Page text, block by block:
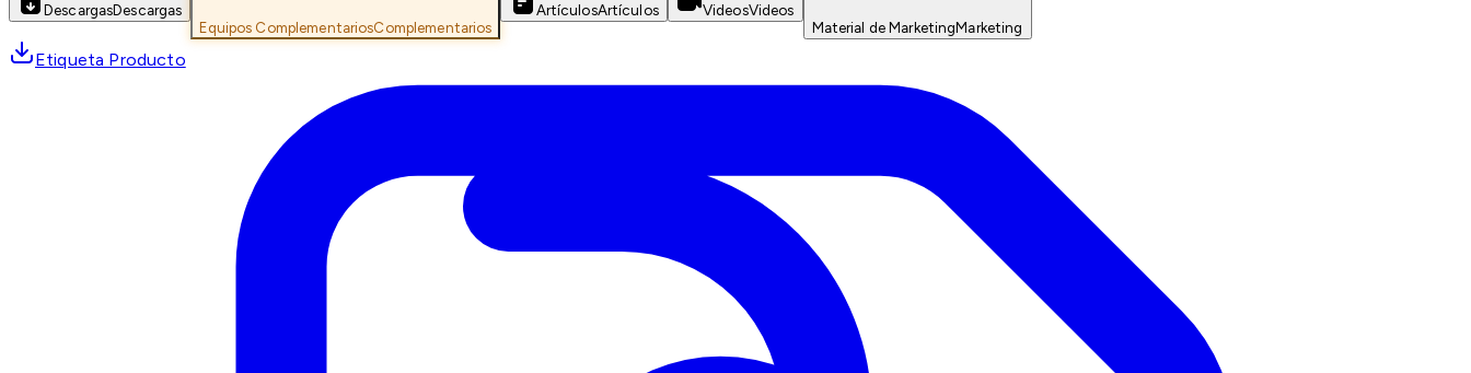
DescargasDescargas
Equipos ComplementariosComplementarios
ArtículosArtículos VideosVideos
Material de MarketingMarketing
Etiqueta Producto